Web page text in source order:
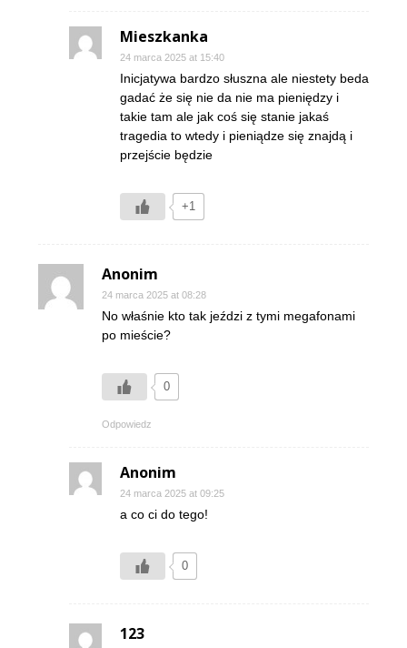
Mieszkanka
24 marca 2025 at 15:40
Inicjatywa bardzo słuszna ale niestety beda
gadać że się nie da nie ma pieniędzy i
takie tam ale jak coś się stanie jakaś
tragedia to wtedy i pieniądze się znajdą i
przejście będzie
+1
Anonim
24 marca 2025 at 08:28
No właśnie kto tak jeździ z tymi megafonami
po mieście?
0
Odpowiedz
Anonim
24 marca 2025 at 09:25
a co ci do tego!
0
123